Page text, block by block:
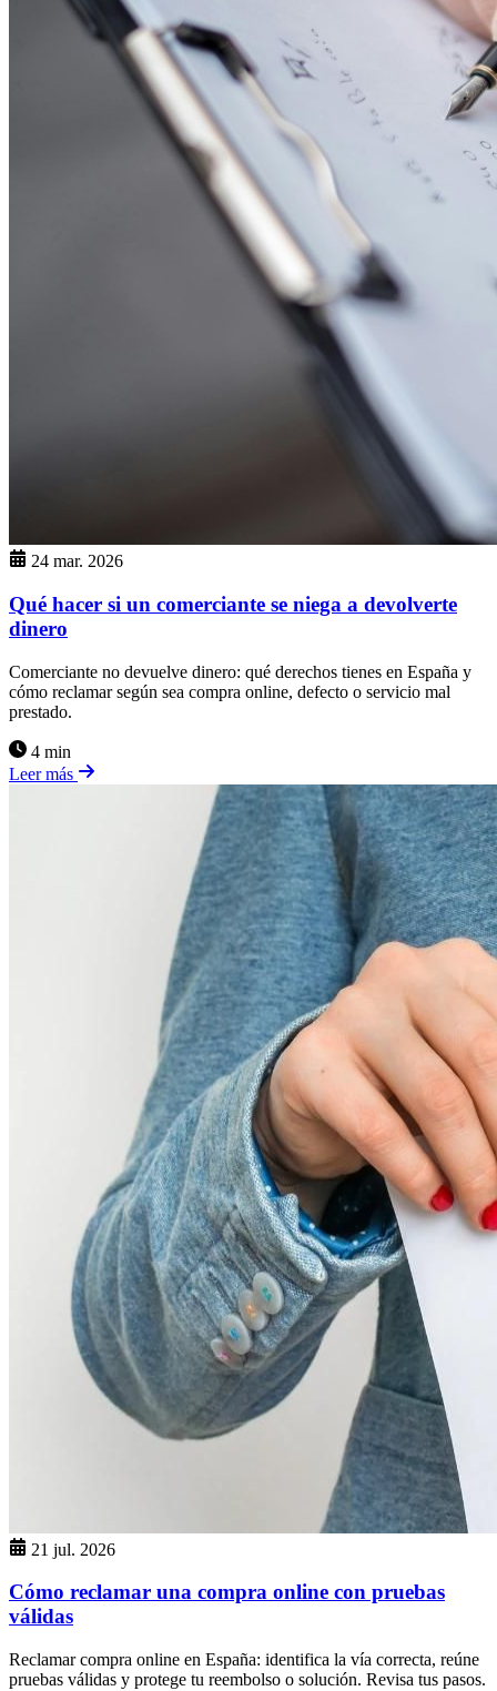
24 mar. 2026
Qué hacer si un comerciante se niega a devolverte
dinero
Comerciante no devuelve dinero: qué derechos tienes en España y
cómo reclamar según sea compra online, defecto o servicio mal
prestado.
4 min
Leer más
21 jul. 2026
Cómo reclamar una compra online con pruebas
válidas
Reclamar compra online en España: identifica la vía correcta, reúne
pruebas válidas y protege tu reembolso o solución. Revisa tus pasos.